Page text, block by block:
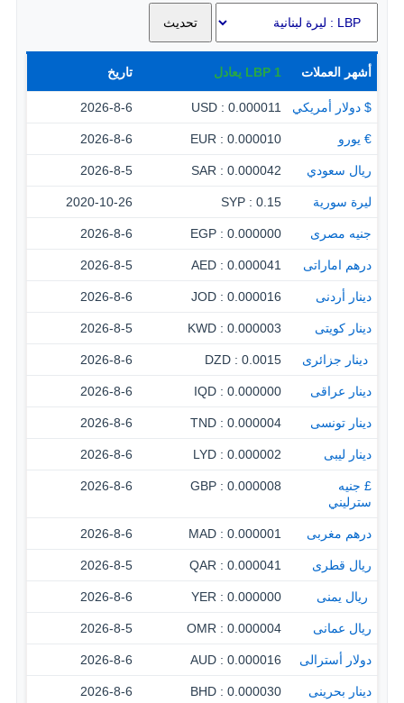
أشهر العملات 1
LBP يعادل تاريخ
$ دولار أمريكي 0.000011 : USD
2026-8-6
€ يورو 0.000010 : EUR
2026-8-6
ريال سعودي 0.000042 : SAR
2026-8-5
ليرة سورية 0.15 : SYP
2020-10-26
جنيه مصرى 0.000000 : EGP
2026-8-6
درهم اماراتى 0.000041 : AED
2026-8-5
دينار أردنى 0.000016 : JOD
2026-8-6
دينار كويتى 0.000003 : KWD
2026-8-5
‏ دينار جزائرى 0.0015 : DZD
2026-8-6
دينار عراقى 0.000000 : IQD
2026-8-6
دينار تونسى 0.000004 : TND
2026-8-6
دينار ليبى 0.000002 : LYD
2026-8-6
£ جنيه
سترليني
0.000008 : GBP
2026-8-6
درهم مغربى 0.000001 : MAD
2026-8-6
ريال قطرى 0.000041 : QAR
2026-8-5
‏ ريال يمنى 0.000000 : YER
2026-8-6
ريال عمانى 0.000004 : OMR
2026-8-5
دولار أسترالى 0.000016 : AUD
2026-8-6
دينار بحرينى 0.000030 : BHD
2026-8-6